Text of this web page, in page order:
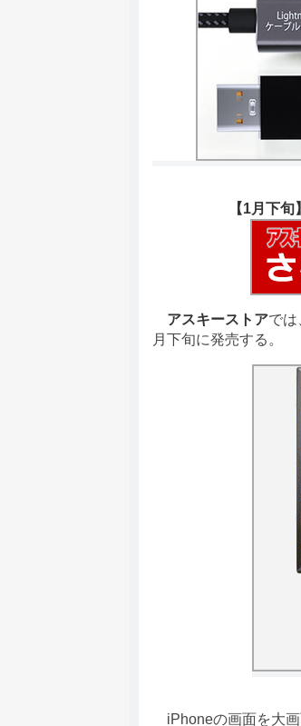
【1月下
アスキーストアでは
月下旬に発売する。
iPhoneの画面を大画